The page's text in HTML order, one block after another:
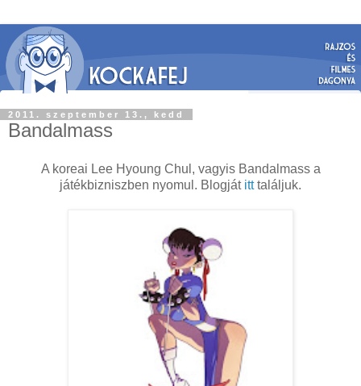
2011. szeptember 13., kedd
Bandalmass
A koreai Lee Hyoung Chul, vagyis Bandalmass a
játékbizniszben nyomul. Blogját itttaláljuk.